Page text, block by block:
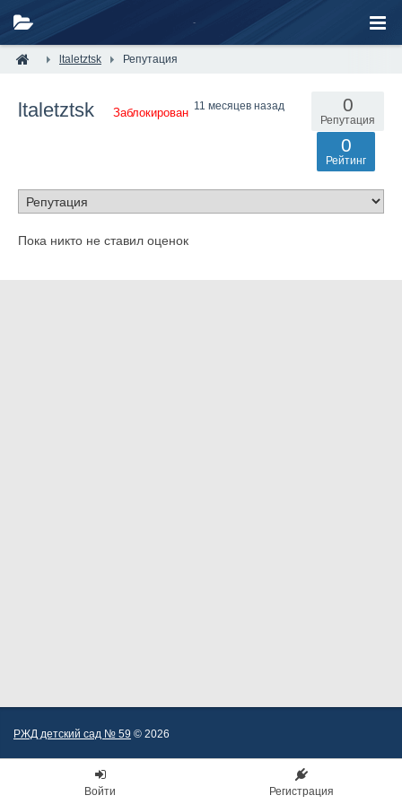
ltaletztsk Репутация
ltaletztsk Заблокирован
11 месяцев назад 0
Репутация
0
Рейтинг
Пока никто не ставил оценок
РЖД детский сад № 59 © 2026
Войти Регистрация